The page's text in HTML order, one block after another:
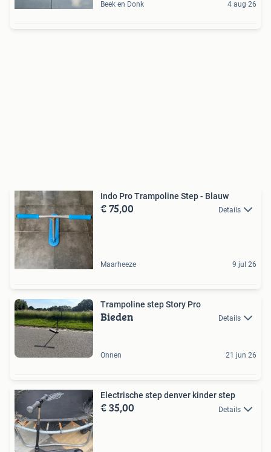
Beek en Donk 4 aug 26
Indo Pro Trampoline Step - Blauw
€ 75,00 Details
Maarheeze 9 jul 26
Trampoline step Story Pro
Bieden Details
Onnen 21 jun 26
Electrische step denver kinder step
€ 35,00 Details